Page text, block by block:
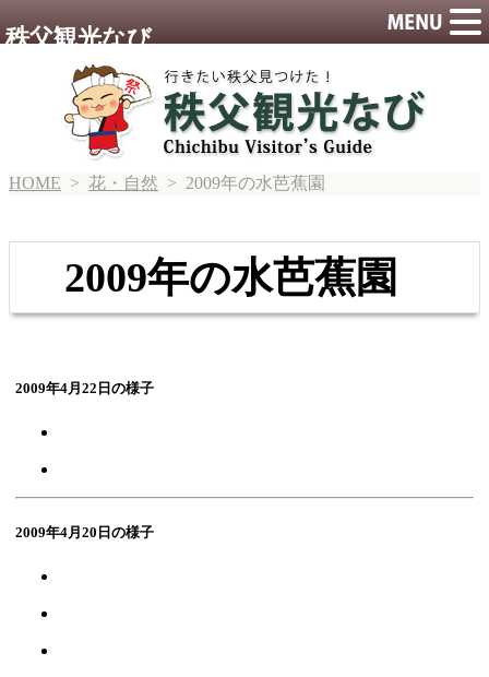
HOME > 花・自然 > 2009年の水芭蕉園
2009年の水芭蕉園
2009年4月22日の様子
2009年4月20日の様子
秩父観光なび